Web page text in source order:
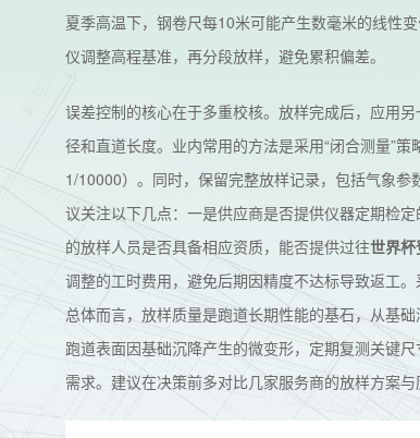
夏季高温下，钢卷尺每10米可能产生数毫米的线性
仪调整高程基准，再分段放样，避免累积偏差。
误差控制的核心在于多重校核。放样完成后，应用
径和直道长度。业内常用的方法是采用“闭合测量”
1/10000）。同时，保留完整放样记录，包括气象
议关注以下几点：一是供应商是否提供仪器定期检
的放样人员是否具备相应资质，能否提供过往世界
调整的工时费用，避免后期因精度不达标导致返工
总体而言，放样质量是跑道长期性能的基石，从基
跑道表面因基础沉降产生的微变形，定期复测关键
需求。建议在决策前多对比几家服务商的放样方案